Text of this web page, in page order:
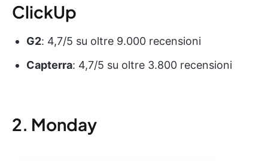
ClickUp
G2: 4,7/5 su oltre 9.000 recensioni
Capterra: 4,7/5 su oltre 3.800 recensioni
2. Monday